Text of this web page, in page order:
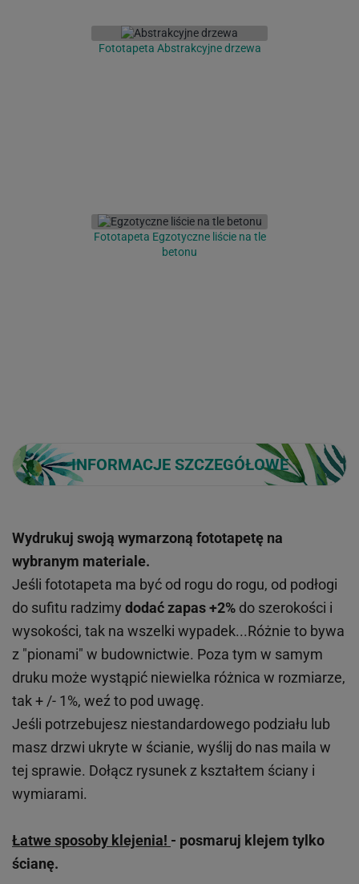
Fototapeta Abstrakcyjne drzewa
Fototapeta Egzotyczne liście na tle
betonu
INFORMACJE SZCZEGÓŁOWE
Wydrukuj swoją wymarzoną fototapetę na
wybranym materiale.
Jeśli fototapeta ma być od rogu do rogu, od podłogi
do sufitu radzimy dodać zapas +2% do szerokości i
wysokości, tak na wszelki wypadek...Różnie to bywa
z "pionami" w budownictwie. Poza tym w samym
druku może wystąpić niewielka różnica w rozmiarze,
tak + /- 1%, weź to pod uwagę.
Jeśli potrzebujesz niestandardowego podziału lub
masz drzwi ukryte w ścianie, wyślij do nas maila w
tej sprawie. Dołącz rysunek z kształtem ściany i
wymiarami.
Łatwe sposoby klejenia! - posmaruj klejem tylko
ścianę.